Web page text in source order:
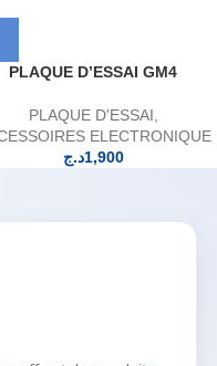
PLAQUE D’ESSAI GM4
PLAQUE D'ESSAI
ELECTRONIQUE
1,900د.ج